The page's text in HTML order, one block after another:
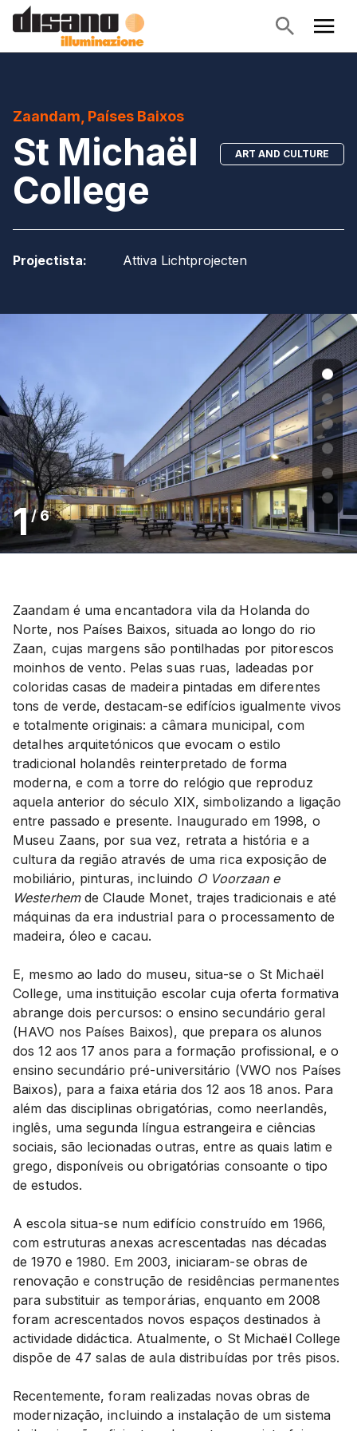
Zaandam, Países Baixos
St Michaël
College
ART AND CULTURE
Projectista: Attiva Lichtprojecten
1/ 6
Zaandam é uma encantadora vila da Holanda do
Norte, nos Países Baixos, situada ao longo do rio
Zaan, cujas margens são pontilhadas por pitorescos
moinhos de vento. Pelas suas ruas, ladeadas por
coloridas casas de madeira pintadas em diferentes
tons de verde, destacam-se edifícios igualmente vivos
e totalmente originais: a câmara municipal, com
detalhes arquitetónicos que evocam o estilo
tradicional holandês reinterpretado de forma
moderna, e com a torre do relógio que reproduz
aquela anterior do século XIX, simbolizando a ligação
entre passado e presente. Inaugurado em 1998, o
Museu Zaans, por sua vez, retrata a história e a
cultura da região através de uma rica exposição de
mobiliário, pinturas, incluindo O Voorzaan e
Westerhemde Claude Monet, trajes tradicionais e até
máquinas da era industrial para o processamento de
madeira, óleo e cacau.
E, mesmo ao lado do museu, situa-se o St Michaël
College, uma instituição escolar cuja oferta formativa
abrange dois percursos: o ensino secundário geral
(HAVO nos Países Baixos), que prepara os alunos
dos 12 aos 17 anos para a formação profissional, e o
ensino secundário pré-universitário (VWO nos Países
Baixos), para a faixa etária dos 12 aos 18 anos. Para
além das disciplinas obrigatórias, como neerlandês,
inglês, uma segunda língua estrangeira e ciências
sociais, são lecionadas outras, entre as quais latim e
grego, disponíveis ou obrigatórias consoante o tipo
de estudos.
A escola situa-se num edifício construído em 1966,
com estruturas anexas acrescentadas nas décadas
de 1970 e 1980. Em 2003, iniciaram-se obras de
renovação e construção de residências permanentes
para substituir as temporárias, enquanto em 2008
foram acrescentados novos espaços destinados à
actividade didáctica. Atualmente, o St Michaël College
dispõe de 47 salas de aula distribuídas por três pisos.
Recentemente, foram realizadas novas obras de
modernização, incluindo a instalação de um sistema